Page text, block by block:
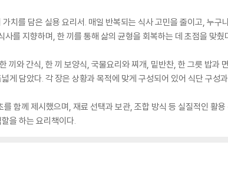
치를 담은 실용 요리서. 매일 반복되는 식사 고민을 줄이고, 누구
를 지향하며, 한 끼를 통해 삶의 균형을 회복하는 데 초점을 맞췄
끼와 간식, 한 끼 보양식, 국물요리와 찌개, 밑반찬, 한 그릇 밥과
게 담았다. 각 장은 상황과 목적에 맞게 구성되어 있어 식단 구성
함께 제시했으며, 재료 선택과 보관, 조합 방식 등 실질적인 활
을 하는 요리책이다.